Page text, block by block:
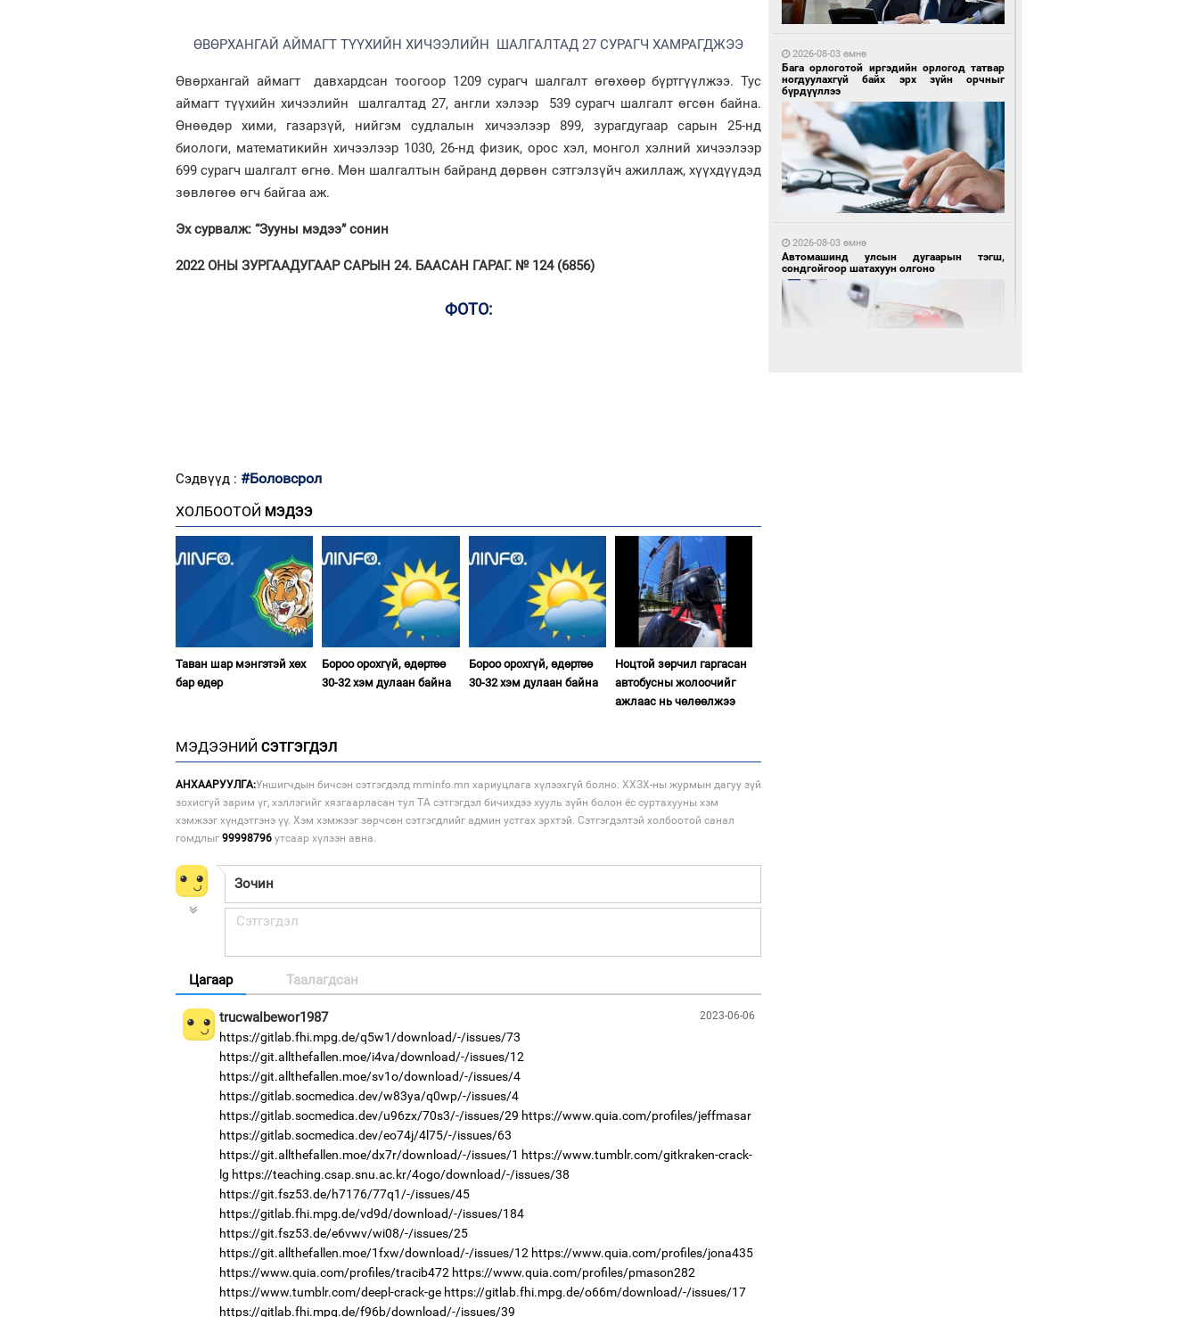
ӨВӨРХАНГАЙ АЙМАГТ ТҮҮХИЙН ХИЧЭЭЛИЙН ШАЛГАЛТАД 27 СУРАГЧ ХАМРАГДЖЭЭ
Өвөрхангай аймагт давхардсан тоогоор 1209 сурагч шалгалт өгөхөөр бүртгүүлжээ. Тус
аймагт түүхийн хичээлийн шалгалтад 27, англи хэлээр 539 сурагч шалгалт өгсөн байна.
Өнөөдөр хими, газарзүй, нийгэм судлалын хичээлээр 899, зурагдугаар сарын 25-нд
биологи, математикийн хичээлээр 1030, 26-нд физик, орос хэл, монгол хэлний хичээлээр
699 сурагч шалгалт өгнө. Мөн шалгалтын байранд дөрвөн сэтгэлзүйч ажиллаж, хүүхдүүдэд
зөвлөгөө өгч байгаа аж.
Эх сурвалж: “Зууны мэдээ” сонин
2022 ОНЫ ЗУРГААДУГААР САРЫН 24. БААСАН ГАРАГ. № 124 (6856)
ФОТО:
Сэдвүүд : #Боловсрол
ХОЛБООТОЙ МЭДЭЭ
Таван шар мэнгэтэй хөх
бар өдөр
Бороо орохгүй, өдөртөө
30-32 хэм дулаан байна
Бороо орохгүй, өдөртөө
30-32 хэм дулаан байна
Ноцтой зөрчил гаргасан
автобусны жолоочийг
ажлаас нь чөлөөлжээ
МЭДЭЭНИЙ СЭТГЭГДЭЛ
АНХААРУУЛГА:Уншигчдын бичсэн сэтгэгдэлд mminfo.mn хариуцлага хүлээхгүй болно. ХХЗХ-ны журмын дагуу зүй
зохисгүй зарим үг, хэллэгийг хязгаарласан тул ТА сэтгэгдэл бичихдээ хууль зүйн болон ёс суртахууны хэм
хэмжээг хүндэтгэнэ үү. Хэм хэмжээг зөрчсөн сэтгэгдлийг админ устгах эрхтэй. Сэтгэгдэлтэй холбоотой санал
гомдлыг 99998796 утсаар хүлээн авна.
Цагаар Таалагдсан
2023-06-06
trucwalbewor1987
https://gitlab.fhi.mpg.de/q5w1/download/-/issues/73
https://git.allthefallen.moe/i4va/download/-/issues/12
https://git.allthefallen.moe/sv1o/download/-/issues/4
https://gitlab.socmedica.dev/w83ya/q0wp/-/issues/4
https://gitlab.socmedica.dev/u96zx/70s3/-/issues/29 https://www.quia.com/profiles/jeffmasar
https://gitlab.socmedica.dev/eo74j/4l75/-/issues/63
https://git.allthefallen.moe/dx7r/download/-/issues/1 https://www.tumblr.com/gitkraken-crack-
lg https://teaching.csap.snu.ac.kr/4ogo/download/-/issues/38
https://git.fsz53.de/h7176/77q1/-/issues/45
https://gitlab.fhi.mpg.de/vd9d/download/-/issues/184
https://git.fsz53.de/e6vwv/wi08/-/issues/25
https://git.allthefallen.moe/1fxw/download/-/issues/12 https://www.quia.com/profiles/jona435
https://www.quia.com/profiles/tracib472 https://www.quia.com/profiles/pmason282
https://www.tumblr.com/deepl-crack-ge https://gitlab.fhi.mpg.de/o66m/download/-/issues/17
https://gitlab.fhi.mpg.de/f96b/download/-/issues/39
14 цагийн өмнө өмнө
1 өдрийн өмнө өмнө
Ноцтой зөрчил гаргасан автобусны
2026-08-03 өмнө
Бага орлоготой иргэдийн орлогод татвар
ногдуулахгүй байх эрх зүйн орчныг
бүрдүүллээ
2026-08-03 өмнө
Автомашинд улсын дугаарын тэгш,
сондгойгоор шатахуун олгоно